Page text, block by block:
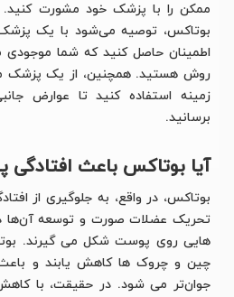
ممکن را با پزشک خود مشورت کنید.
بوتاکس، توصیه می‌شود با یک
اطمینان حاصل کنید که شما موجودی
روش هستید. همچنین، از یک پزشک
زمینه استفاده کنید تا عوارض
برسانید.
آیا بوتاکس باعث
بوتاکس، در واقع، به جلوگیری از
تحریک عضلات صورت و توسعه آن‌ها
هایی روی پوست شکل می گیرند.
چین و چروک ها کاهش یابند و
جوان‌تر می شود. در حقیقت، با